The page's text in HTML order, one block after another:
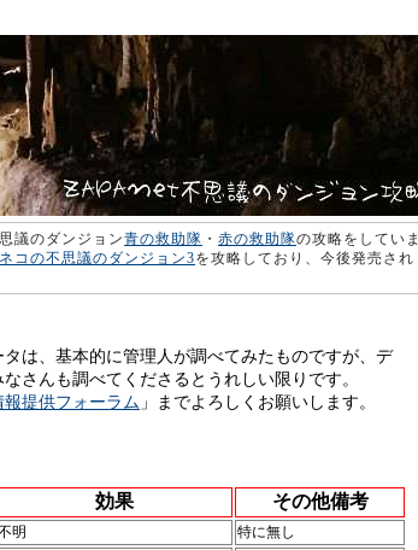
議のダンジョン青の救助隊 ・ 赤の救助隊の攻略をしていま
コの不思議のダンジョン3を攻略しており、今後発売され
は、基本的に管理人が調べてみたものですが、デ
さんも調べてくださるとうれしい限りです。
提供フォーラム 」までよろしくお願いします。
効果 その他備考
明 特に無し